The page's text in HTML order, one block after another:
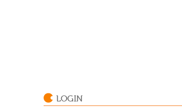
LOGIN